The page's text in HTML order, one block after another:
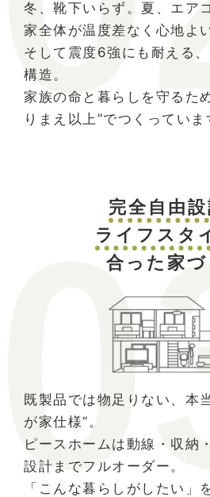
冬、靴下いらず。夏、エア
家全体が温度差なく心地よ
そして震度6強にも耐える
構造。
家族の命と暮らしを守るた
りまえ以上”でつくっていま
完全自由設
ライフスタ
合った家づ
既製品では物足りない、本
が家仕様”。
ピースホームは動線・収納
設計までフルオーダー。
「こんな暮らしがしたい」